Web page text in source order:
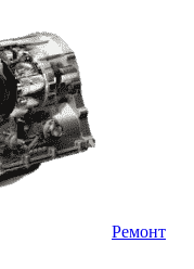
Ремонт